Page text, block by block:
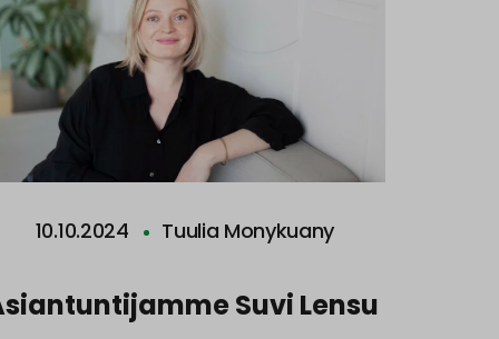
10.10.2024 Tuulia Monykuany
Suvi Lensu